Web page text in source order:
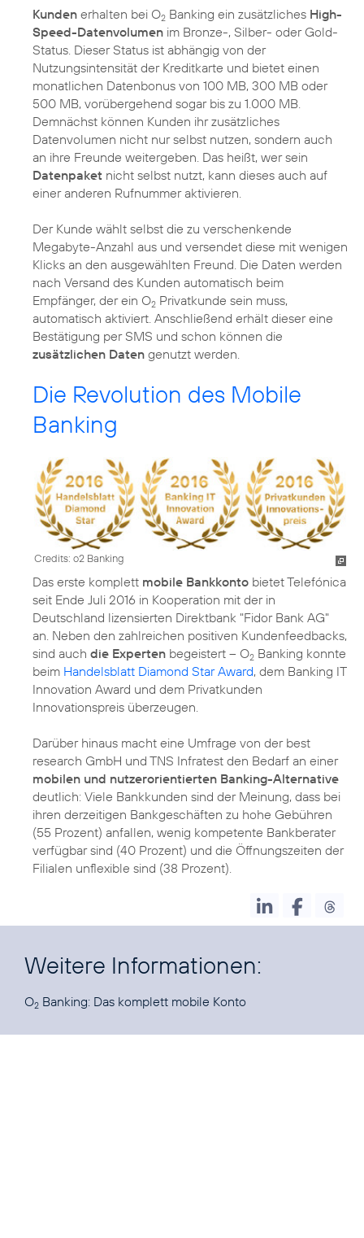
Kunden erhalten bei O2 Banking ein zusätzliches High-
Speed-Datenvolumen im Bronze-, Silber- oder Gold-
Status. Dieser Status ist abhängig von der
Nutzungsintensität der Kreditkarte und bietet einen
monatlichen Datenbonus von 100 MB, 300 MB oder
500 MB, vorübergehend sogar bis zu 1.000 MB.
Demnächst können Kunden ihr zusätzliches
Datenvolumen nicht nur selbst nutzen, sondern auch
an ihre Freunde weitergeben. Das heißt, wer sein
Datenpaket nicht selbst nutzt, kann dieses auch auf
einer anderen Rufnummer aktivieren.
Der Kunde wählt selbst die zu verschenkende
Megabyte-Anzahl aus und versendet diese mit wenigen
Klicks an den ausgewählten Freund. Die Daten werden
nach Versand des Kunden automatisch beim
Empfänger, der ein O2 Privatkunde sein muss,
automatisch aktiviert. Anschließend erhält dieser eine
Bestätigung per SMS und schon können die
zusätzlichen Daten genutzt werden.
Die Revolution des Mobile
Banking
Credits: o2 Banking
Das erste komplett mobile Bankkonto bietet Telefónica
seit Ende Juli 2016 in Kooperation mit der in
Deutschland lizensierten Direktbank "Fidor Bank AG"
an. Neben den zahlreichen positiven Kundenfeedbacks,
sind auch die Experten begeistert – O2 Banking konnte
beim Handelsblatt Diamond Star Award, dem Banking IT
Innovation Award und dem Privatkunden
Innovationspreis überzeugen.
Darüber hinaus macht eine Umfrage von der best
research GmbH und TNS Infratest den Bedarf an einer
mobilen und nutzerorientierten Banking-Alternative
deutlich: Viele Bankkunden sind der Meinung, dass bei
ihren derzeitigen Bankgeschäften zu hohe Gebühren
(55 Prozent) anfallen, wenig kompetente Bankberater
verfügbar sind (40 Prozent) und die Öffnungszeiten der
Filialen unflexible sind (38 Prozent).
Weitere Informationen:
O2 Banking: Das komplett mobile Konto